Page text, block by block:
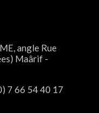
angle Rue
Maârif -
7 66 54 40 17